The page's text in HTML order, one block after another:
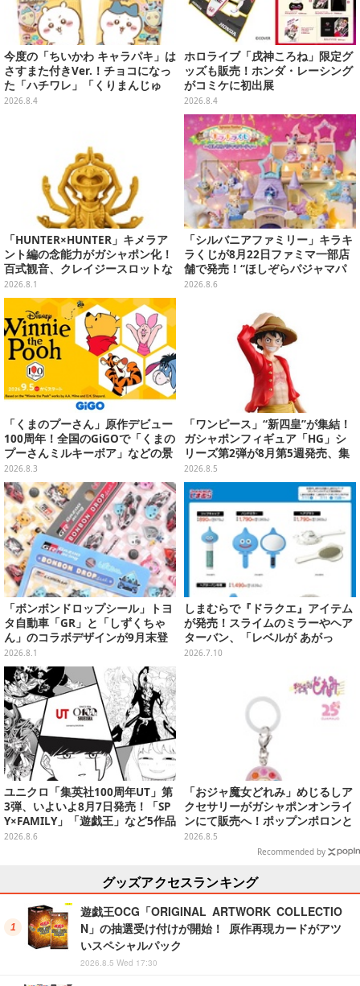
今度の「ちいかわ キャラパキ」は
さすまた付きVer.！チョコになっ
た「ハチワレ」「くりまんじゅ
う」たちも可愛い全8種
2026.8.4
ホロライブ「戌神ころね」限定グ
ッズも販売！ホンダ・レーシング
がコミケに初出展
2026.8.4
「HUNTER×HUNTER」キメラア
ント編の念能力がガシャポン化！
百式観音、クレイジースロットな
ど5種類を台座付きでリッチに表
現
2026.8.1
「シルバニアファミリー」キラキ
ラくじが8月22日ファミマ一部店
舗で発売！“ほしぞらパジャマパ
ーティ”をテーマに、お人形や建
2026.8.6
「くまのプーさん」原作デビュー
100周年！全国のGiGOで「くまの
プーさんミルキーボア」などの景
品や、マストバイキャンペーンが
展開
2026.8.3
「ワンピース」“新四皇”が集結！
ガシャポンフィギュア「HG」シ
リーズ第2弾が8月第5週発売、集
めて並べたくなるクオリティ
2026.8.5
「ボンボンドロップシール」トヨ
タ自動車「GR」と「しずくちゃ
ん」のコラボデザインが9月末登
場！くま吉らも描かれた全4柄
2026.8.1
しまむらで『ドラクエ』アイテム
が発売！スライムのミラーやヘア
ターバン、「レベルが あがっ
た！」アクセサリーなど
2026.7.10
ユニクロ「集英社100周年UT」第
3弾、いよいよ8月7日発売！「SP
Y×FAMILY」「遊戯王」など5作品
をデザイン
2026.8.6
「おジャ魔女どれみ」めじるしア
クセサリーがガシャポンオンライ
ンにて販売へ！ポップンポロンと
魔法玉の2連チャームなど全9種
2026.8.5
Recommended by
グッズアクセスランキング
遊戯王OCG「ORIGINAL ARTWORK COLLECTIO
N」の抽選受け付けが開始！ 原作再現カードがアツ
いスペシャルパック
2026.8.5 Wed 17:30